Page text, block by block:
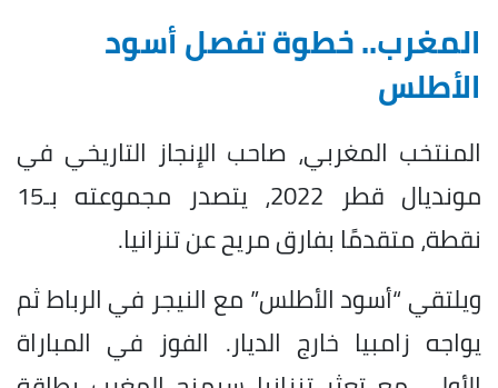
المغرب.. خطوة تفصل أسود
الأطلس
المنتخب المغربي، صاحب الإنجاز التاريخي في
مونديال قطر 2022، يتصدر مجموعته بـ15
نقطة، متقدمًا بفارق مريح عن تنزانيا.
ويلتقي “أسود الأطلس” مع النيجر في الرباط ثم
يواجه زامبيا خارج الديار. الفوز في المباراة